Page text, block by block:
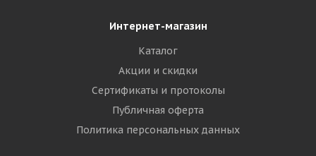
Интернет-магазин
Каталог
Акции и скидки
Сертификаты и протоколы
Публичная оферта
Политика персональных данных